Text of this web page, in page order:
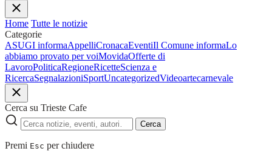
Home Tutte le notizie
Categorie
ASUGI informaAppelliCronacaEventiIl Comune informaLo
abbiamo provato per voiMovidaOfferte di
LavoroPoliticaRegioneRicetteScienza e
RicercaSegnalazioniSportUncategorizedVideoartecarnevale
Cerca su Trieste Cafe
Cerca
Premi Esc per chiudere